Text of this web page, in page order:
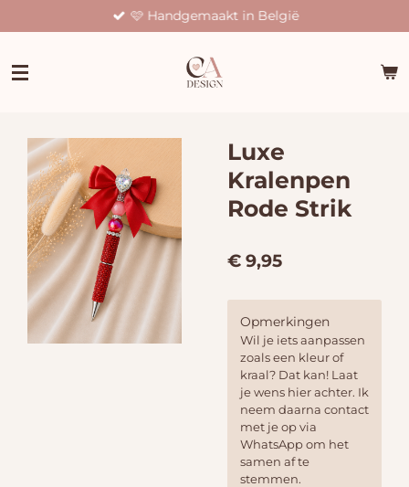
direct
de
🩷 Handgemaakt in België
Luxe
Kralenpen
Rode Strik
€ 9,95
Opmerkingen
Wil je iets aanpassen
zoals een kleur of
kraal? Dat kan! Laat
je wens hier achter. Ik
neem daarna contact
met je op via
WhatsApp om het
samen af te
stemmen.